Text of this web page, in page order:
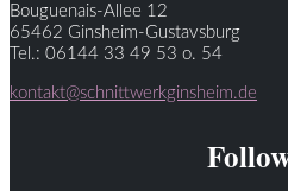
Bouguenais-Allee 12
65462 Ginsheim-Gustavsburg
Tel.: 06144 33 49 53 o. 54
kontakt@schnittwerkginsheim.de